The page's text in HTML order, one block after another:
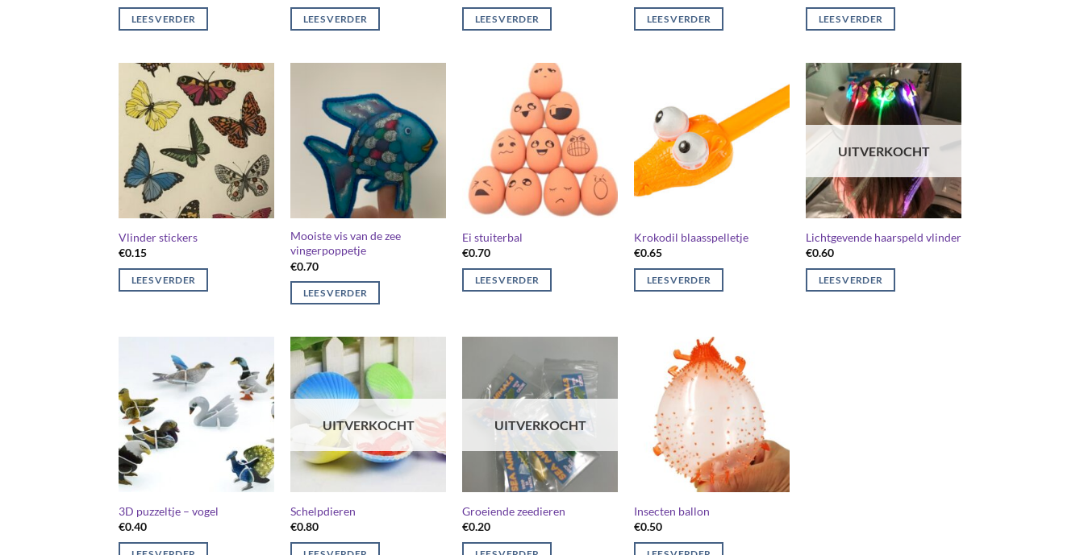
LEES VERDER LEES VERDER LEES VERDER LEES VERDER LEES VERDER
Vlinder stickers
€0.15
LEES VERDER
Mooiste vis van de zee
vingerpoppetje
€0.70
LEES VERDER
Ei stuiterbal
€0.70
LEES VERDER
Krokodil blaasspelletje
€0.65
LEES VERDER
UITVERKOCHT
Lichtgevende haarspeld vlinder
€0.60
LEES VERDER
3D puzzeltje – vogel
€0.40
UITVERKOCHT
Schelpdieren
€0.80
UITVERKOCHT
Groeiende zeedieren
€0.20
Insecten ballon
€0.50